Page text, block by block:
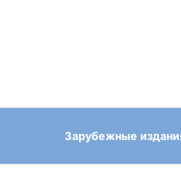
Зарубежные